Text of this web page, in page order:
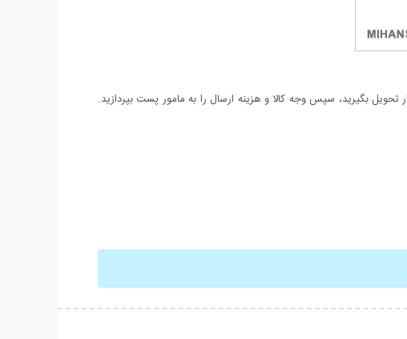
بگیرید، سپس وجه کالا و هزینه ارسال را به مامور پست بپردازید.